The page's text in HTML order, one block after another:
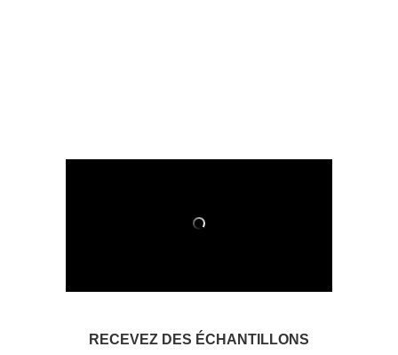
RECEVEZ DES ÉCHANTILLONS